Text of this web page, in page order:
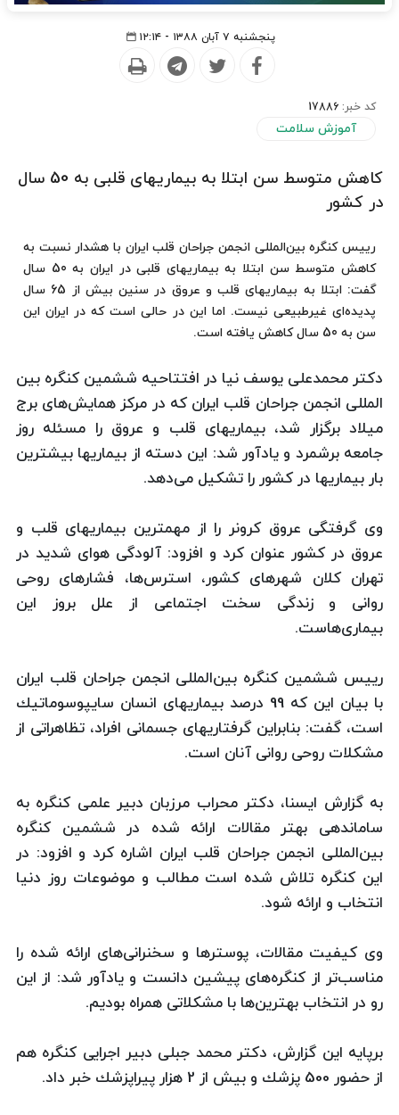
پنجشنبه ۷ آبان ۱۳۸۸ - ۱۲:۱۴
کد خبر: 17886
آموزش سلامت
كاهش متوسط سن ابتلا به بیماریهای قلبی به 50 سال
در كشور
رییس كنگره بین‌المللی انجمن جراحان قلب ایران با هشدار نسبت به
كاهش متوسط سن ابتلا به بیماریهای قلبی در ایران به 50 سال
گفت: ابتلا به بیماریهای قلب و عروق در سنین بیش از 65 سال
پدیده‌ای غیرطبیعی نیست. اما این در حالی است كه در ایران این
سن به 50 سال كاهش یافته است.
دكتر محمدعلی یوسف نیا در افتتاحیه ششمین كنگره بین
المللی انجمن جراحان قلب ایران كه در مركز همایش‌های برج
میلاد برگزار شد، بیماریهای قلب و عروق را مسئله روز
جامعه برشمرد و یادآور شد: این دسته از بیماریها بیشترین
بار بیماریها در كشور را تشكیل می‌دهد.
وی گرفتگی عروق كرونر را از مهمترین بیماریهای قلب و
عروق در كشور عنوان كرد و افزود: آلودگی هوای شدید در
تهران كلان شهرهای كشور، استرس‌ها، فشارهای روحی
روانی و زندگی سخت اجتماعی از علل بروز این
بیماری‌هاست.
رییس ششمین كنگره بین‌المللی انجمن جراحان قلب ایران
با بیان این كه 99 درصد بیماریهای انسان سایپوسوماتیك
است، گفت: بنابراین گرفتاریهای جسمانی افراد، تظاهراتی از
مشكلات روحی روانی آنان است.
به گزارش ایسنا، دكتر محراب مرزبان دبیر علمی كنگره به
ساماندهی بهتر مقالات ارائه شده در ششمین كنگره
بین‌المللی انجمن جراحان قلب ایران اشاره كرد و افزود: در
این كنگره تلاش شده است مطالب و موضوعات روز دنیا
انتخاب و ارائه شود.
وی كیفیت مقالات، پوسترها و سخنرانی‌های ارائه شده را
مناسب‌تر از كنگره‌های پیشین دانست و یادآور شد: از این
رو در انتخاب بهترین‌ها با مشكلاتی همراه بودیم.
برپایه این گزارش، دكتر محمد جبلی دبیر اجرایی كنگره‌ هم
از حضور 500 پزشك و بیش از 2 هزار پیراپزشك خبر داد.